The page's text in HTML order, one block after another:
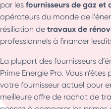
par les fournisseurs de gaz et
opérateurs du monde de
résiliation de travaux de
professionnels à financer
La plupart des fournisseurs
Prime Energie Pro. Vous
votre fournisseur actuel pour
meilleure offre de rachat de